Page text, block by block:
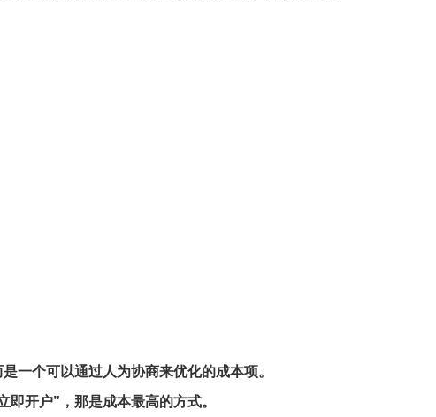
一个可以通过人为协商来优化的成本项。
即开户”，那是成本最高的方式。